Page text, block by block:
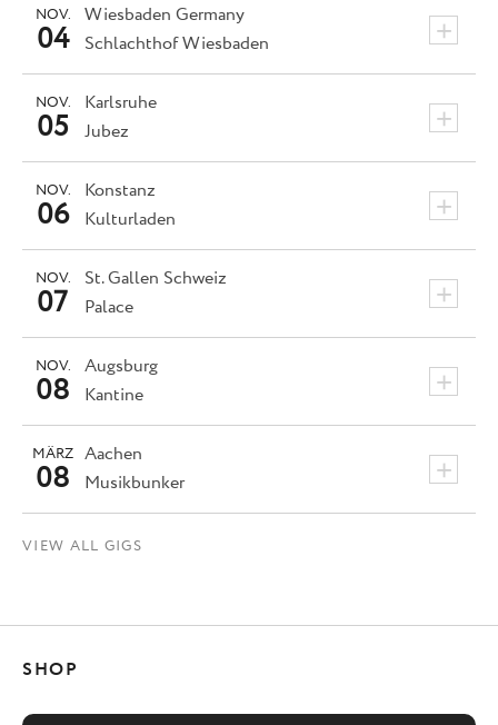
Wiesbaden Germany +
NOV.
04 Schlachthof Wiesbaden
Karlsruhe +
NOV.
05 Jubez
Konstanz +
NOV.
06 Kulturladen
St. Gallen Schweiz +
NOV.
07 Palace
Augsburg +
NOV.
08 Kantine
Aachen +
MÄRZ
08 Musikbunker
VIEW ALL GIGS
SHOP